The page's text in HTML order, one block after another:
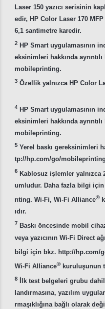
Laser 150 yazıcı serisinin
edir, HP Color Laser 170
6,1 santimetre karedir.
2 HP Smart uygulamasının
eksinimleri hakkında
mobileprinting.
3 Özellik yalnızca HP Color
4 HP Smart uygulamasının
eksinimleri hakkında
mobileprinting.
5 Yerel baskı gereksinimleri
tp://hp.com/go/
6 Kablosuz işlemler yalnızca
umludur. Daha fazla bilgi
nting. Wi-Fi, Wi-Fi Alliance®
ıdır.
7 Baskı öncesinde mobil
veya yazıcının Wi-Fi Direct
bilgi için bkz. http://hp.com/
Wi-Fi Alliance® kuruluşunun
8
İlk test belgeleri grubu
landırmasına, yazılım
rmaşıklığına bağlı olarak